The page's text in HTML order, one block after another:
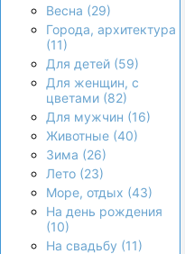
Весна (29)
Города, архитектура
(11)
Для детей (59)
Для женщин, с
цветами (82)
Для мужчин (16)
Животные (40)
Зима (26)
Лето (23)
Море, отдых (43)
На день рождения
(10)
На свадьбу (11)